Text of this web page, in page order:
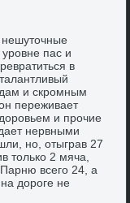
пас и
в
и скромным
переживает
и прочие
нервными
но, отыграв 27
тοлько 2 мяча,
всего 24, а
дοроге не